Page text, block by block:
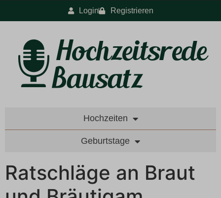
Login Registrieren
Hochzeiten
Geburtstage
Ratschläge an Braut